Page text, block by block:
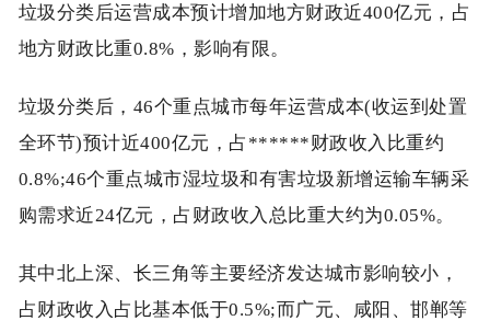
垃圾分类后运营成本预计增加地方财政近400亿元，占
地方财政比重0.8%，影响有限。
垃圾分类后，46个重点城市每年运营成本(收运到处置
全环节)预计近400亿元，占******财政收入比重约
0.8%;46个重点城市湿垃圾和有害垃圾新增运输车辆采
购需求近24亿元，占财政收入总比重大约为0.05%。
其中北上深、长三角等主要经济发达城市影响较小，
占财政收入占比基本低于0.5%;而广元、咸阳、邯郸等